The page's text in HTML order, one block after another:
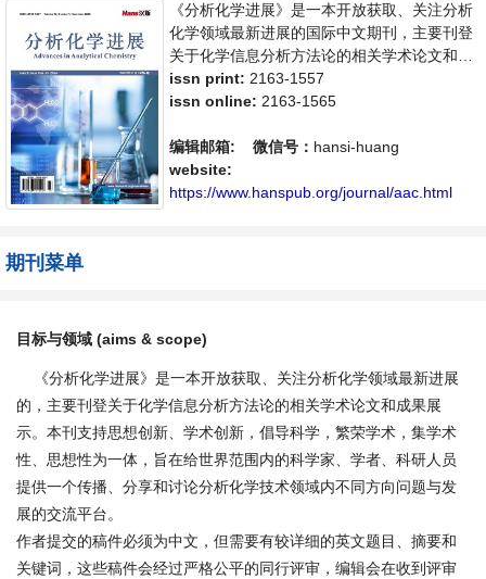
《分析化学进展》是一本开放获取、关注分析
化学领域最新进展的国际中文期刊，主要刊登
关于化学信息分析方法论的相关学术论文和成
果展示。本刊支持思想创新、学术创新，倡导
科学，繁荣学术，集学术性、思想性为一体，
提供一个传播、分享和讨论分析化学技术领域
内不同方向问题与发展的交流平台。
issn print: 2163-1557
issn online: 2163-1565
编辑邮箱: 微信号： hansi-huang
website:
https://www.hanspub.org/journal/aac.html
期刊菜单
目标与领域 (aims & scope)
《分析化学进展》是一本开放获取、关注分析化学领域最新进展
的，主要刊登关于化学信息分析方法论的相关学术论文和成果展
示。本刊支持思想创新、学术创新，倡导科学，繁荣学术，集学术
性、思想性为一体，旨在给世界范围内的科学家、学者、科研人员
提供一个传播、分享和讨论分析化学技术领域内不同方向问题与发
展的交流平台。
作者提交的稿件必须为中文，但需要有较详细的英文题目、摘要和
关键词，这些稿件会经过严格公平的同行评审，编辑会在收到评审